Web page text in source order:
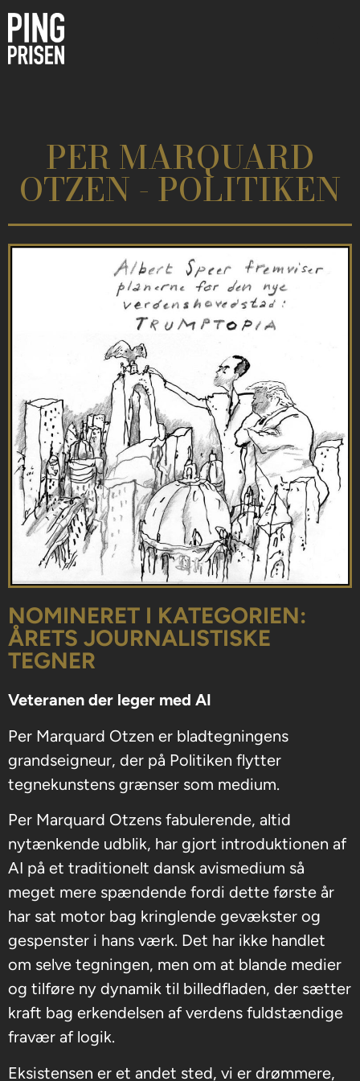
PER MARQUARD
OTZEN - POLITIKEN
NOMINERET I KATEGORIEN:
ÅRETS JOURNALISTISKE
TEGNER
Veteranen der leger med AI
Per Marquard Otzen er bladtegningens
grandseigneur, der på Politiken flytter
tegnekunstens grænser som medium.
Per Marquard Otzens fabulerende, altid
nytænkende udblik, har gjort introduktionen af
AI på et traditionelt dansk avismedium så
meget mere spændende fordi dette første år
har sat motor bag kringlende gevækster og
gespenster i hans værk. Det har ikke handlet
om selve tegningen, men om at blande medier
og tilføre ny dynamik til billedfladen, der sætter
kraft bag erkendelsen af verdens fuldstændige
fravær af logik.
Eksistensen er et andet sted, vi er drømmere,